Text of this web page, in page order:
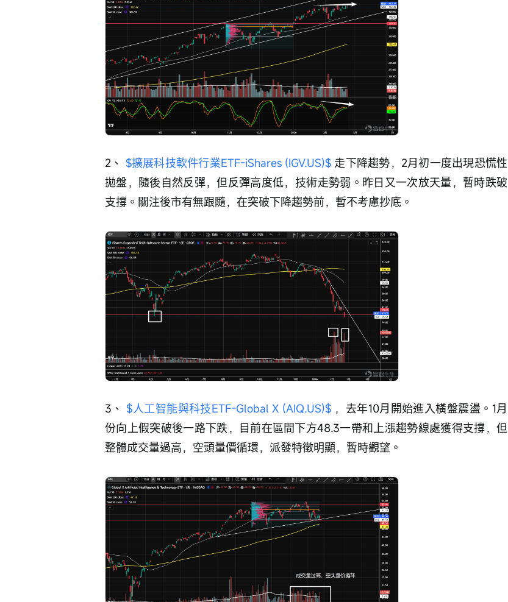
2、 $擴展科技軟件行業ETF-iShares (IGV.US)$ 走下降趨勢，2月初一度出現恐慌性
拋盤，隨後自然反彈，但反彈高度低，技術走勢弱。昨日又一次放天量，暫時跌破
支撐。關注後市有無跟隨，在突破下降趨勢前，暫不考慮抄底。
3、 $人工智能與科技ETF-Global X (AIQ.US)$ ，去年10月開始進入橫盤震盪。1月
份向上假突破後一路下跌，目前在區間下方48.3一帶和上漲趨勢線處獲得支撐，但
整體成交量過高，空頭量價循環，派發特徵明顯，暫時觀望。